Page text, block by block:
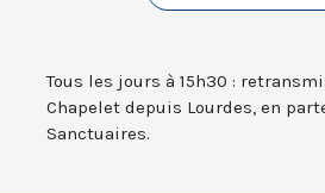
Tous les jours à 15h30 :
Chapelet depuis Lourdes, en
Sanctuaires.